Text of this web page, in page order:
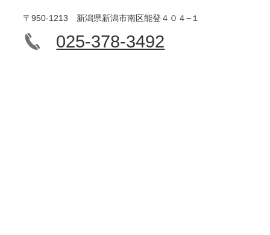
〒950-1213 新潟県新潟市南区能登４０４−１
025-378-3492